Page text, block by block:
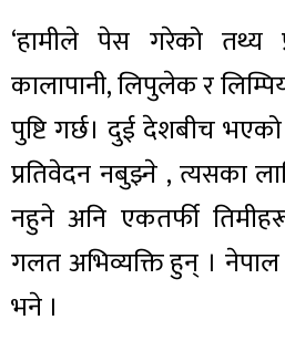
‘हामीले पेस गरेको तथ्य
कालापानी, लिपुलेक र
पुष्टि गर्छ। दुई देशबीच
प्रतिवेदन नबुझ्ने , त्यसका
नहुने अनि एकतर्फी
गलत अभिव्यक्ति हुन् । नेपाल
भने ।